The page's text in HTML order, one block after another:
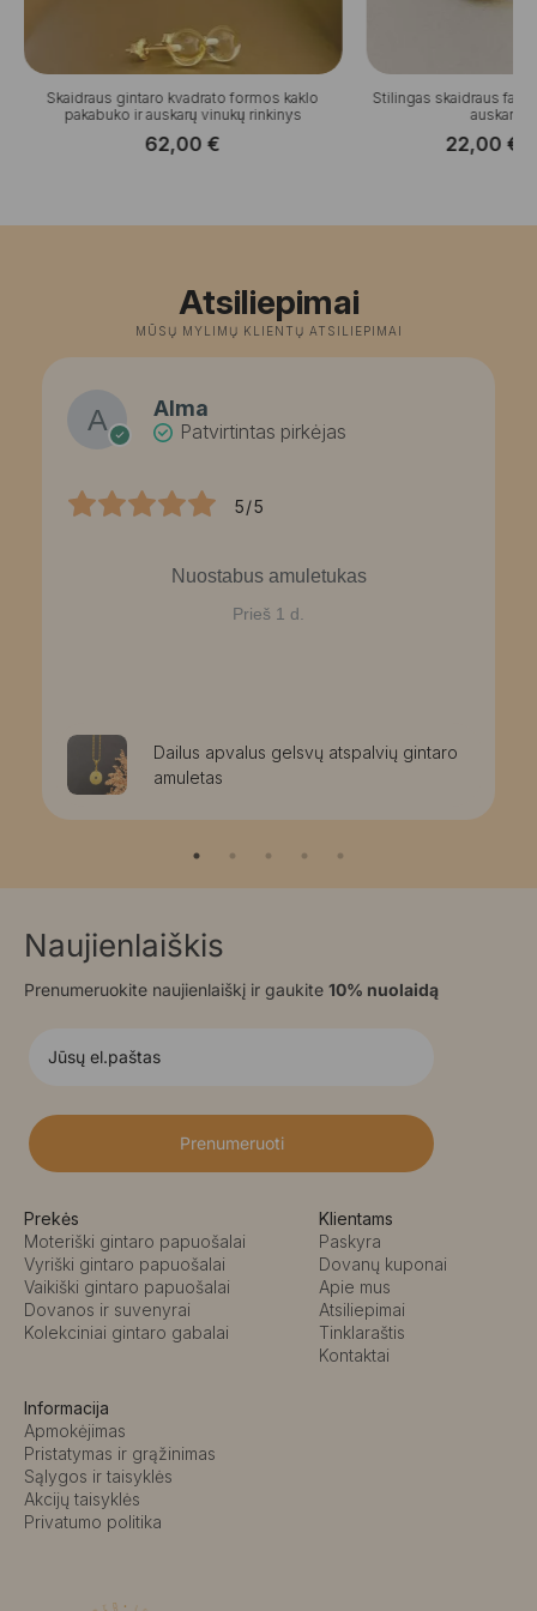
Skaidraus gintaro kvadrato formos kaklo
pakabuko ir auskarų vinukų rinkinys
62,00€
Stilingas skaidraus
auskarų
22,00 €
Atsiliepimai
MŪSŲ MYLIMŲ KLIENTŲ ATSILIEPIMAI
Alma
Patvirtintas pirkėjas
5/5
Nuostabus amuletukas
Prieš 1 d.
Dailus apvalus gelsvų atspalvių gintaro
amuletas
Naujienlaiškis
Prenumeruokite naujienlaiškį ir gaukite 10% nuolaidą
Prenumeruoti
Prekės
Moteriški gintaro papuošalai
Vyriški gintaro papuošalai
Vaikiški gintaro papuošalai
Dovanos ir suvenyrai
Kolekciniai gintaro gabalai
Klientams
Paskyra
Dovanų kuponai
Apie mus
Atsiliepimai
Tinklaraštis
Kontaktai
Informacija
Apmokėjimas
Pristatymas ir grąžinimas
Sąlygos ir taisyklės
Akcijų taisyklės
Privatumo politika